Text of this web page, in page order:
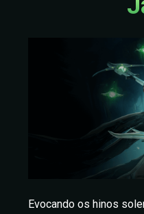
Evocando os hinos